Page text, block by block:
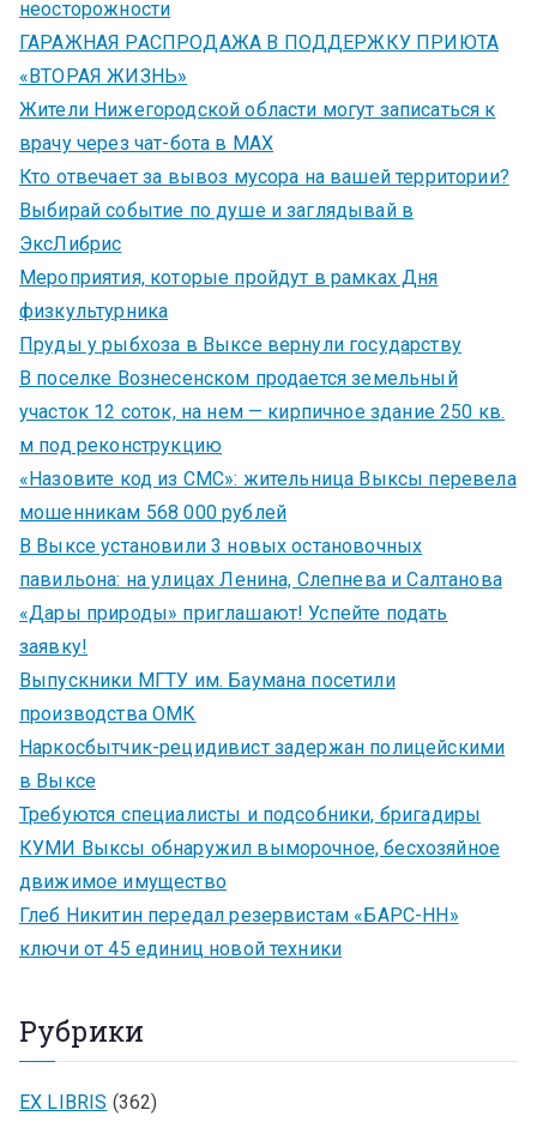
неосторожности
ГАРАЖНАЯ РАСПРОДАЖА В ПОДДЕРЖКУ ПРИЮТА
«ВТОРАЯ ЖИЗНЬ»
Жители Нижегородской области могут записаться к
врачу через чат-бота в MAX
Кто отвечает за вывоз мусора на вашей территории?
Выбирай событие по душе и заглядывай в
ЭксЛибрис
Мероприятия, которые пройдут в рамках Дня
физкультурника
Пруды у рыбхоза в Выксе вернули государству
В поселке Вознесенском продается земельный
участок 12 соток, на нем — кирпичное здание 250 кв.
м под реконструкцию
«Назовите код из СМС»: жительница Выксы перевела
мошенникам 568 000 рублей
В Выксе установили 3 новых остановочных
павильона: на улицах Ленина, Слепнева и Салтанова
«Дары природы» приглашают! Успейте подать
заявку!
Выпускники МГТУ им. Баумана посетили
производства ОМК
Наркосбытчик-рецидивист задержан полицейскими
в Выксе
Требуются специалисты и подсобники, бригадиры
КУМИ Выксы обнаружил выморочное, бесхозяйное
движимое имущество
Глеб Никитин передал резервистам «БАРС-НН»
ключи от 45 единиц новой техники
Рубрики
EX LIBRIS (362)